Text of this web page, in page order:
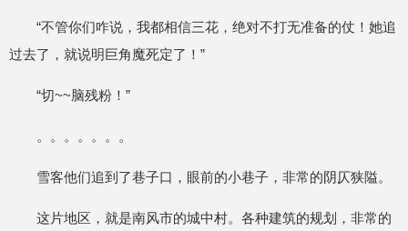
“不管你们咋说，我都相信三花，绝对不打无准备的仗！她追
过去了，就说明巨角魔死定了！”
“切~~脑残粉！”
。。。。。。。
雪客他们追到了巷子口，眼前的小巷子，非常的阴仄狭隘。
这片地区，就是南风市的城中村。各种建筑的规划，非常的